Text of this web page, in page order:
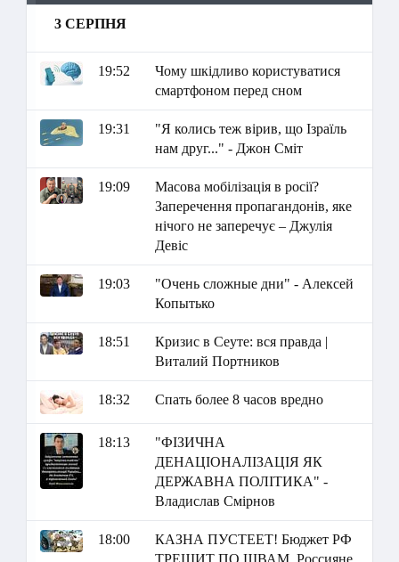
3 СЕРПНЯ
19:52
Чому шкідливо користуватися
смартфоном перед сном
19:31
"Я колись теж вірив, що Ізраїль
нам друг..." - Джон Сміт
19:09
Масова мобілізація в росії?
Заперечення пропагандонів, яке
нічого не заперечує – Джулія
Девіс
19:03
"Очень сложные дни" - Алексей
Копытько
18:51
Кризис в Сеуте: вся правда |
Виталий Портников
18:32 Спать более 8 часов вредно
18:13
"ФІЗИЧНА
ДЕНАЦІОНАЛІЗАЦІЯ ЯК
ДЕРЖАВНА ПОЛІТИКА" -
Владислав Смірнов
18:00
КАЗНА ПУСТЕЕТ! Бюджет РФ